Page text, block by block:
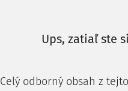
Ups, zatiaľ ste
Celý odborný obsah z